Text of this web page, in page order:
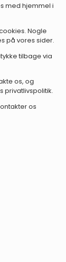
med hjemmel i
Nogle
på vores sider.
tilbage via
os, og
privatlivspolitik.
os